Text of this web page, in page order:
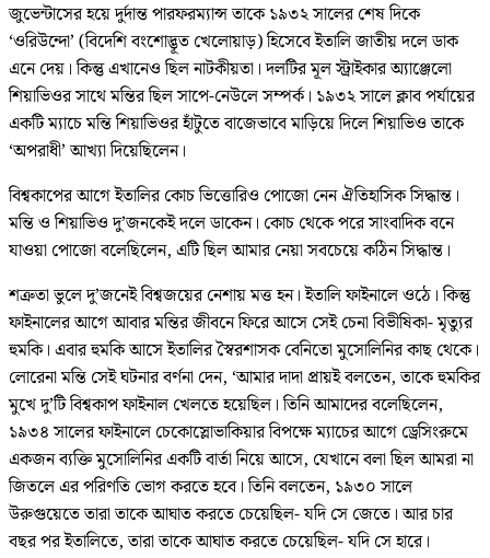
জুভেন্টাসের হয়ে দুর্দান্ত পারফরম্যান্স তাকে ১৯৩২ সালের শেষ দিকে
‘ওরিউন্দো’ (বিদেশি বংশোদ্ভূত খেলোয়াড়) হিসেবে ইতালি জাতীয় দলে ডাক
এনে দেয়। কিন্তু এখানেও ছিল নাটকীয়তা। দলটির মূল স্ট্রাইকার অ্যাঞ্জেলো
শিয়াভিওর সাথে মন্তির ছিল সাপে-নেউলে সম্পর্ক। ১৯৩২ সালে ক্লাব পর্যায়ের
একটি ম্যাচে মন্তি শিয়াভিওর হাঁটুতে বাজেভাবে মাড়িয়ে দিলে শিয়াভিও তাকে
‘অপরাধী’ আখ্যা দিয়েছিলেন।
বিশ্বকাপের আগে ইতালির কোচ ভিত্তোরিও পোজো নেন ঐতিহাসিক সিদ্ধান্ত।
মন্তি ও শিয়াভিও দু’জনকেই দলে ডাকেন। কোচ থেকে পরে সাংবাদিক বনে
যাওয়া পোজো বলেছিলেন, এটি ছিল আমার নেয়া সবচেয়ে কঠিন সিদ্ধান্ত।
শত্রুতা ভুলে দু’জনেই বিশ্বজয়ের নেশায় মত্ত হন। ইতালি ফাইনালে ওঠে। কিন্তু
ফাইনালের আগে আবার মন্তির জীবনে ফিরে আসে সেই চেনা বিভীষিকা- মৃত্যুর
হুমকি। এবার হুমকি আসে ইতালির স্বৈরশাসক বেনিতো মুসোলিনির কাছ থেকে।
লোরেনা মন্তি সেই ঘটনার বর্ণনা দেন, ‘আমার দাদা প্রায়ই বলতেন, তাকে হুমকির
মুখে দু’টি বিশ্বকাপ ফাইনাল খেলতে হয়েছিল। তিনি আমাদের বলেছিলেন,
১৯৩৪ সালের ফাইনালে চেকোস্লোভাকিয়ার বিপক্ষে ম্যাচের আগে ড্রেসিংরুমে
একজন ব্যক্তি মুসোলিনির একটি বার্তা নিয়ে আসে, যেখানে বলা ছিল আমরা না
জিতলে এর পরিণতি ভোগ করতে হবে। তিনি বলতেন, ১৯৩০ সালে
উরুগুয়েতে তারা তাকে আঘাত করতে চেয়েছিল- যদি সে জেতে। আর চার
বছর পর ইতালিতে, তারা তাকে আঘাত করতে চেয়েছিল- যদি সে হারে।